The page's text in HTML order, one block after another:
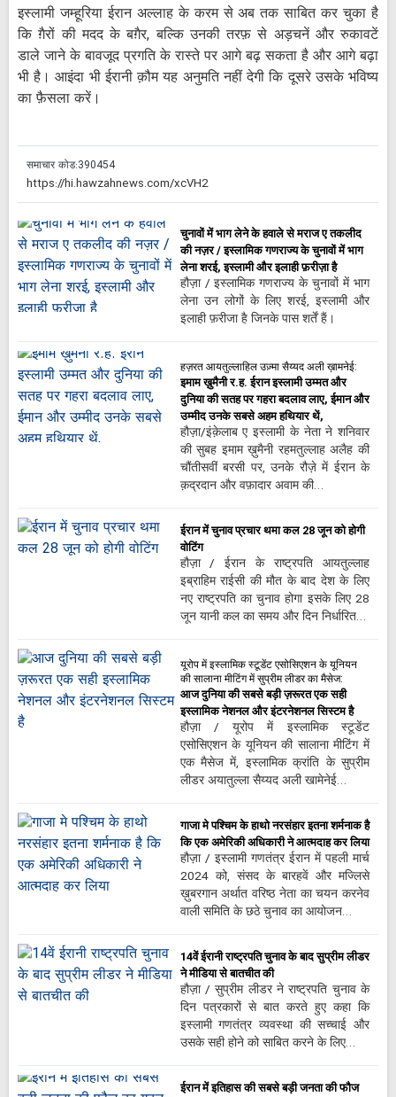
इस्लामी जम्हूरिया ईरान अल्लाह के करम से अब तक साबित कर चुका है
कि ग़ैरों की मदद के बग़ैर, बल्कि उनकी तरफ़ से अड़चनें और रुकावटें
डाले जाने के बावजूद प्रगति के रास्ते पर आगे बढ़ सकता है और आगे बढ़ा
भी है। आइंदा भी ईरानी क़ौम यह अनुमति नहीं देगी कि दूसरे उसके भविष्य
का फ़ैसला करें।
समाचार कोड:390454
चुनावों में भाग लेने के हवाले से मराज ए तकलीद
की नज़र / इस्लामिक गणराज्य के चुनावों में भाग
लेना शरई, इस्लामी और इलाही फ़रीज़ा है
हौज़ा / इस्लामिक गणराज्य के चुनावों में भाग
लेना उन लोगों के लिए शरई, इस्लामी और
इलाही फ़रीजा है जिनके पास शर्तें हैं।
हज़रत आयतुल्लाहिल उज़्मा सैय्यद अली ख़ामनेई:
इमाम ख़ुमैनी र.ह. ईरान इस्लामी उम्मत और
दुनिया की सतह पर गहरा बदलाव लाए, ईमान और
उम्मीद उनके सबसे अहम हथियार थें,
हौज़ा/इंक़ेलाब ए इस्लामी के नेता ने शनिवार
की सुबह इमाम ख़ुमैनी रहमतुल्लाह अलैह की
चौंतीसवीं बरसी पर, उनके रौज़े में ईरान के
क़द्रदान और वफ़ादार अवाम की…
ईरान में चुनाव प्रचार थमा कल 28 जून को होगी
वोटिंग
हौज़ा / ईरान के राष्ट्रपति आयतुल्लाह
इब्राहिम राईसी की मौत के बाद देश के लिए
नए राष्ट्रपति का चुनाव होगा इसके लिए 28
जून यानी कल का समय और दिन निर्धारित…
यूरोप में इस्लामिक स्टूडेंट एसोसिएशन के यूनियन
की सालाना मीटिंग में सुप्रीम लीडर का मैसेज:
आज दुनिया की सबसे बड़ी ज़रूरत एक सही
इस्लामिक नेशनल और इंटरनेशनल सिस्टम है
हौज़ा / यूरोप में इस्लामिक स्टूडेंट
एसोसिएशन के यूनियन की सालाना मीटिंग में
एक मैसेज में, इस्लामिक क्रांति के सुप्रीम
लीडर अयातुल्ला सैय्यद अली खामेनेई…
गाजा मे पश्चिम के हाथो नरसंहार इतना शर्मनाक है
कि एक अमेरिकी अधिकारी ने आत्मदाह कर लिया
हौज़ा / इस्लामी गणतंत्र ईरान में पहली मार्च
2024 को, संसद के बारहवें और मज्लिसे
ख़ुबरगान अर्थात वरिष्ठ नेता का चयन करनेव
वाली समिति के छठे चुनाव का आयोजन…
14वें ईरानी राष्ट्रपति चुनाव के बाद सुप्रीम लीडर
ने मीडिया से बातचीत की
हौज़ा / सुप्रीम लीडर ने राष्ट्रपति चुनाव के
दिन पत्रकारों से बात करते हुए कहा कि
इस्लामी गणतंत्र व्यवस्था की सच्चाई और
उसके सही होने को साबित करने के लिए…
ईरान में इतिहास की सबसे बड़ी जनता की फौज